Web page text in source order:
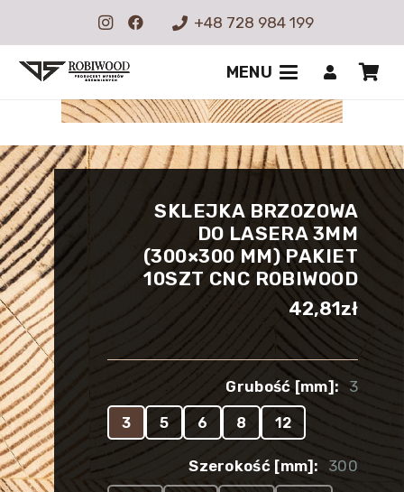
+48 728 984 199
MENU
SKLEJKA BRZOZOWA
DO LASERA 3MM
(300×300 MM) PAKIET
10SZT CNC ROBIWOOD
42,81zł
Grubość [mm]: 3
3 5 6 8 12
Szerokość [mm]: 300